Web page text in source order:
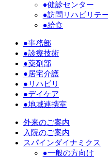
●健診センター
●訪問リハビリテ
●給食
●事務部
●診療技術
●薬剤部
●居宅介護
●リハビリ
●デイケア
●地域連携室
外来のご案内
入院のご案内
スパインダイナミクス
●一般の方向け